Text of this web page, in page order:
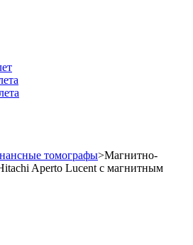
томографы>Магнитно-
Aperto Lucent с магнитным